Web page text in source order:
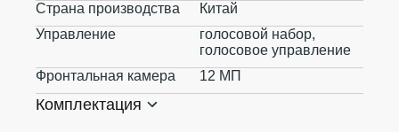
Страна производства
Китай
Управление
голосовой набор,
голосовое управление
Фронтальная камера
12 МП
Комплектация